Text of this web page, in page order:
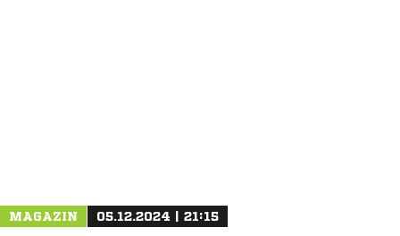
MAGAZIN 05.12.2024 | 21:15